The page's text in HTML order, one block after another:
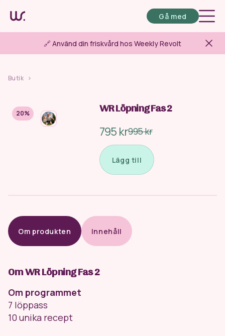
Gå med
🔗 Använd din friskvård hos Weekly Revolt
Butik >
20% WR Löpning Fas 2
795 kr995 kr
Lägg till
Om produkten Innehåll
Om WR Löpning Fas 2
Om programmet
7 löppass
10 unika recept